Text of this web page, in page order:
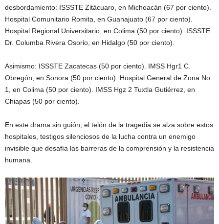
desbordamiento: ISSSTE Zitácuaro, en Michoacán (67 por ciento).
Hospital Comunitario Romita, en Guanajuato (67 por ciento).
Hospital Regional Universitario, en Colima (50 por ciento). ISSSTE
Dr. Columba Rivera Osorio, en Hidalgo (50 por ciento).
Asimismo: ISSSTE Zacatecas (50 por ciento). IMSS Hgr1 C.
Obregón, en Sonora (50 por ciento). Hospital General de Zona No.
1, en Colima (50 por ciento). IMSS Hgz 2 Tuxtla Gutiérrez, en
Chiapas (50 por ciento).
En este drama sin guión, el telón de la tragedia se alza sobre estos
hospitales, testigos silenciosos de la lucha contra un enemigo
invisible que desafía las barreras de la comprensión y la resistencia
humana.